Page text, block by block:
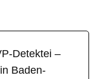
Detektei –
Baden-